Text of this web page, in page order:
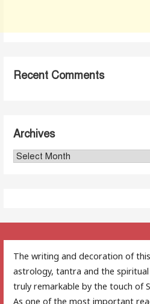
Recent Comments
Archives
Archives
The writing and decoration of
astrology, tantra and the
truly remarkable by the touch of